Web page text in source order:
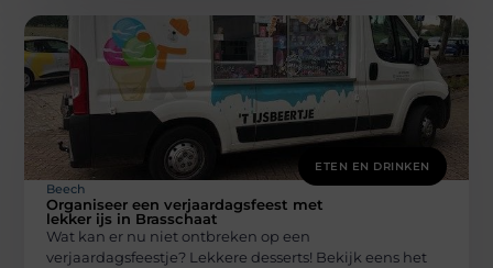
ETEN EN DRINKEN
Beech
Organiseer een verjaardagsfeest met
lekker ijs in Brasschaat
Wat kan er nu niet ontbreken op een
verjaardagsfeestje? Lekkere desserts! Bekijk eens het